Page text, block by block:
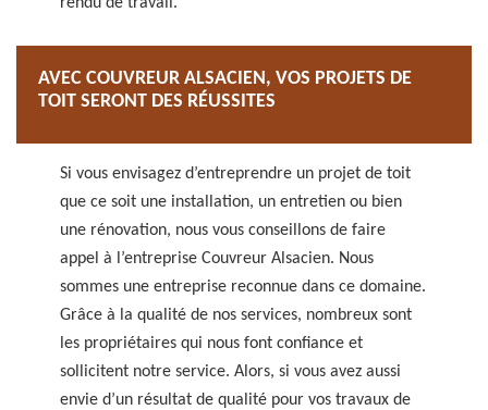
AVEC COUVREUR ALSACIEN, VOS PROJETS DE
TOIT SERONT DES RÉUSSITES
Si vous envisagez d’entreprendre un projet de toit
que ce soit une installation, un entretien ou bien
une rénovation, nous vous conseillons de faire
appel à l’entreprise Couvreur Alsacien. Nous
sommes une entreprise reconnue dans ce domaine.
Grâce à la qualité de nos services, nombreux sont
les propriétaires qui nous font confiance et
sollicitent notre service. Alors, si vous avez aussi
envie d’un résultat de qualité pour vos travaux de